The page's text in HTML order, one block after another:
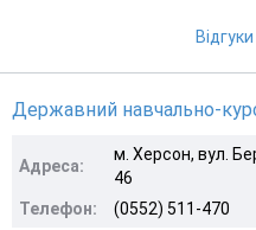
Державний навчально-
Адреса:
м. Херсон, вул.
46
Телефон:
(0552) 511-470